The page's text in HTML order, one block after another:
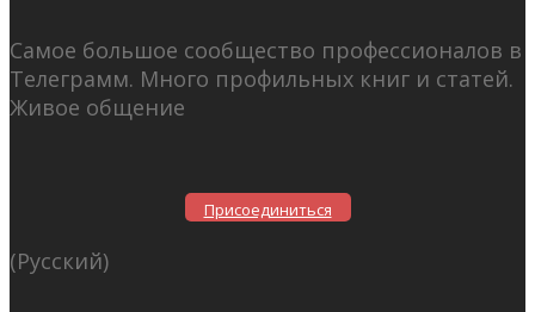
Самое большое сообщество профессионалов в
Телеграмм. Много профильных книг и статей.
Живое общение
Присоединиться
(Русский)